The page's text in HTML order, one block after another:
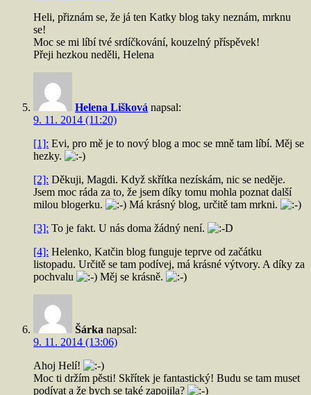
Heli, přiznám se, že já ten Katky blog taky neznám, mrknu
se!
Moc se mi líbí tvé srdíčkování, kouzelný příspěvek!
Přeji hezkou neděli, Helena
Helena Lišková napsal:
9. 11. 2014 (11:20)
[1]: Evi, pro mě je to nový blog a moc se mně tam líbí. Měj se
hezky.
[2]: Děkuji, Magdi. Když skřítka nezískám, nic se neděje.
Jsem moc ráda za to, že jsem díky tomu mohla poznat další
milou blogerku.
Má krásný blog, určitě tam mrkni.
[3]: To je fakt. U nás doma žádný není.
[4]: Helenko, Katčin blog funguje teprve od začátku
listopadu. Určitě se tam podívej, má krásné výtvory. A díky za
pochvalu
Měj se krásně.
Šárka napsal:
9. 11. 2014 (13:06)
Ahoj Helí!
Moc ti držím pěsti! Skřítek je fantastický! Budu se tam muset
podívat a že bych se také zapojila?